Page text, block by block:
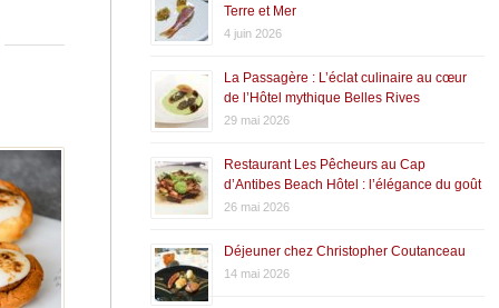
Terre et Mer
4 juin 2026
La Passagère : L’éclat culinaire au cœur
de l’Hôtel mythique Belles Rives
29 mai 2026
Restaurant Les Pêcheurs au Cap
d’Antibes Beach Hôtel : l’élégance du goût
26 mai 2026
Déjeuner chez Christopher Coutanceau
14 mai 2026